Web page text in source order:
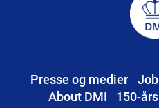
Presse og medier
About DMI
150-